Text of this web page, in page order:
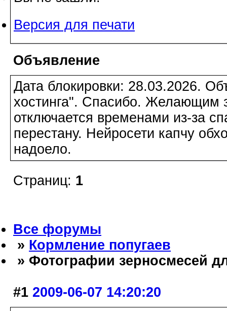
Версия для печати
Объявление
Дата блокировки: 28.03.2026.
хостинга". Спасибо. Желающим
отключается временами из-за
перестану. Нейросети капчу
надоело.
Страниц: 1
Все форумы
» Кормление попугаев
» Фотографии зерносмесей
#1 2009-06-07 14:20:20